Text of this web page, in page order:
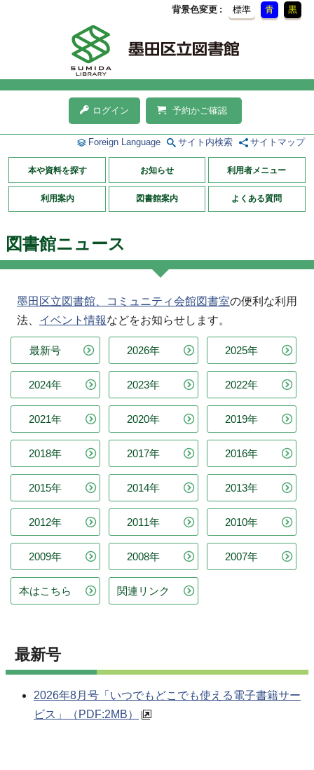
背景色変更 標準 青 黒
ログイン 予約かご確認
Foreign Language サイト内検索 サイトマップ
本や資料を探す お知らせ 利用者メニュー
利用案内 図書館案内 よくある質問
図書館ニュース
墨田区立図書館、コミュニティ会館図書室の便利な利用
法、 イベント情報などをお知らせします。
最新号 2026年 2025年
2024年 2023年 2022年
2021年 2020年 2019年
2018年 2017年 2016年
2015年 2014年 2013年
2012年 2011年 2010年
2009年 2008年 2007年
本はこちら 関連リンク
最新号
2026年8月号「いつでもどこでも使える電子書籍サー
ビス」
（PDF:2MB）